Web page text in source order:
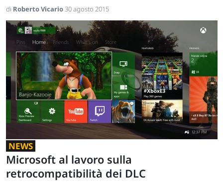
di Roberto Vicario30 agosto 2015
NEWS
Microsoft al lavoro sulla
retrocompatibilità dei DLC